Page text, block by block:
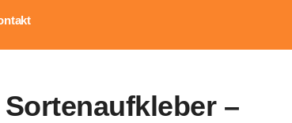
Sortenaufkleber –